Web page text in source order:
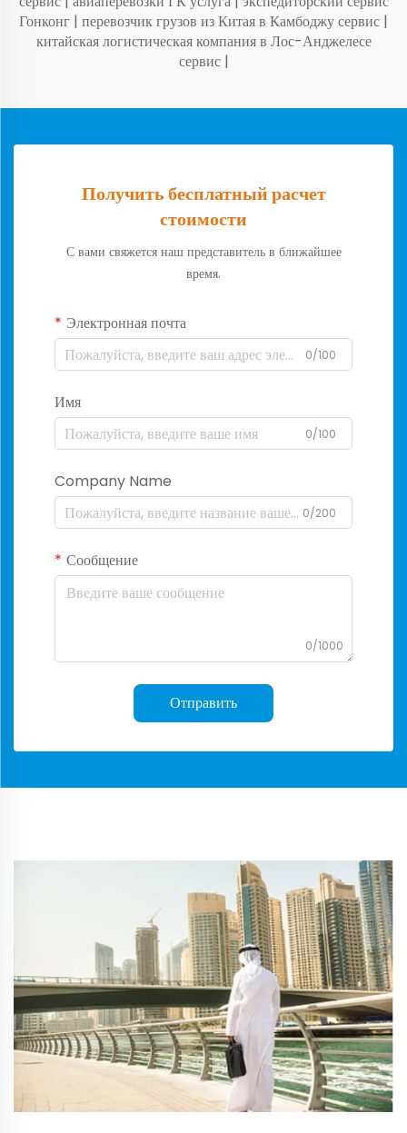
Гонконг | перевозчик грузов из Китая в Камбоджу сервис |
китайская логистическая компания в Лос-Анджелесе
сервис |
Получить бесплатный расчет
стоимости
С вами свяжется наш представитель в ближайшее
время.
Электронная почта
0/100
Имя
0/100
Company Name
0/200
Сообщение
0/1000
Отправить